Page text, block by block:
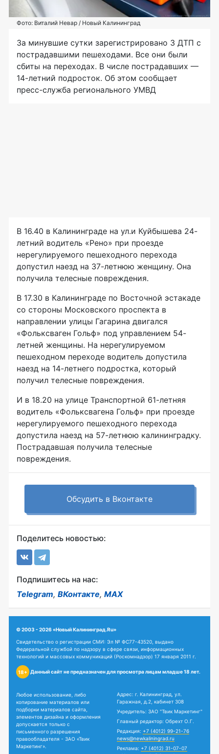
Фото: Виталий Невар / Новый Калининград
За минувшие сутки зарегистрировано 3 ДТП с
пострадавшими пешеходами. Все они были
сбиты на переходах. В числе пострадавших —
14-летний подросток. Об этом сообщает
пресс-служба регионального УМВД
В 16.40 в Калининграде на ул.и Куйбышева 24-
летний водитель «Рено» при проезде
нерегулируемого пешеходного перехода
допустил наезд на 37-летнюю женщину. Она
получила телесные повреждения.
В 17.30 в Калининграде по Восточной эстакаде
со стороны Московского проспекта в
направлении улицы Гагарина двигался
«Фольксваген Гольф» под управлением 54-
летней женщины. На нерегулируемом
пешеходном переходе водитель допустила
наезд на 14-летнего подростка, который
получил телесные повреждения.
И в 18.20 на улице Транспортной 61-летняя
водитель «Фольксвагена Гольф» при проезде
нерегулируемого пешеходного перехода
допустила наезд на 57-летнюю калининградку.
Пострадавшая получила телесные
повреждения.
Обсудить в Вконтакте
Поделитесь новостью:
Подпишитесь на нас:
Telegram, ВКонтакте, MAX
© 2003 - 2026 «Новый Калининград.Ru»
Свидетельство о регистрации СМИ: Эл № ФС77-43520, выдано
Федеральной службой по надзору в сфере связи, информационных
технологий и массовых коммуникаций (Роскомнадзор) 17 января 2011 г.
18+ Данный сайт не предназначен для просмотра лицам младше 18 лет.
Любое использование, либо
копирование материалов или
подборки материалов сайта,
элементов дизайна и оформления
допускается только с
письменного разрешения
правообладателя - ЗАО «Твик
Маркетинг».
Адрес: г. Калининград, ул.
Гаражная, д.2, кабинет 308
Учредитель: ЗАО "Твик Маркетинг"
Главный редактор: Обрехт О.Г.
Редакция: +7 (4012) 99-21-76
news@newkaliningrad.ru
Реклама: +7 (4012) 31-07-07